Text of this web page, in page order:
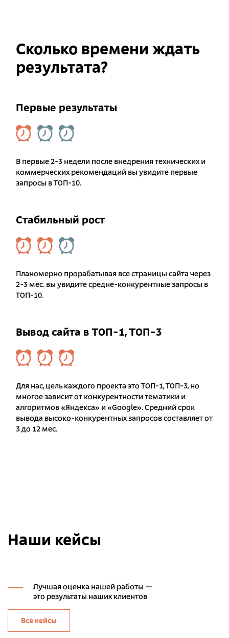
Сколько времени ждать
результата?
Первые результаты
В первые 2-3 недели после внедрения технических и
коммерческих рекомендаций вы увидите первые
запросы в ТОП-10.
Стабильный рост
Планомерно прорабатывая все страницы сайта через
2-3 мес. вы увидите средне-конкурентные запросы в
ТОП-10.
Вывод сайта в ТОП-1, ТОП-3
Для нас, цель каждого проекта это ТОП-1, ТОП-3, но
многое зависит от конкурентности тематики и
алгоритмов «Яндекса» и «Google». Средний срок
вывода высоко-конкурентных запросов составляет от
3 до 12 мес.
Наши кейсы
Лучшая оценка нашей работы —
это результаты наших клиентов
Все кейсы